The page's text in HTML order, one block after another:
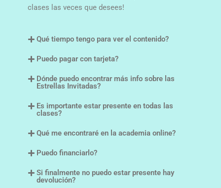
clases las veces que desees!
Qué tiempo tengo para ver el contenido?
Puedo pagar con tarjeta?
Dónde puedo encontrar más info sobre las
Estrellas Invitadas?
Es importante estar presente en todas las
clases?
Qué me encontraré en la academia online?
Puedo financiarlo?
Si finalmente no puedo estar presente hay
devolución?